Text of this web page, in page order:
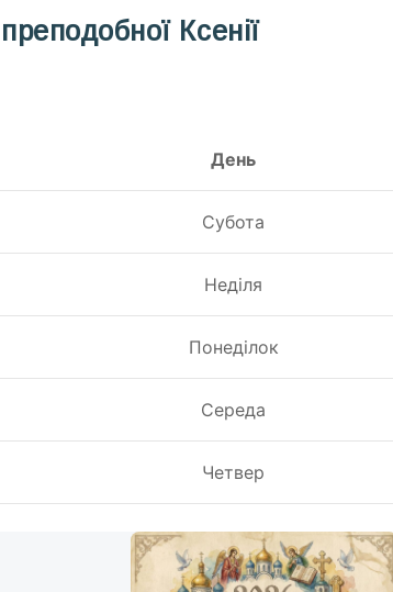
Ксенії
День
Субота
Неділя
Понеділок
Середа
Четвер